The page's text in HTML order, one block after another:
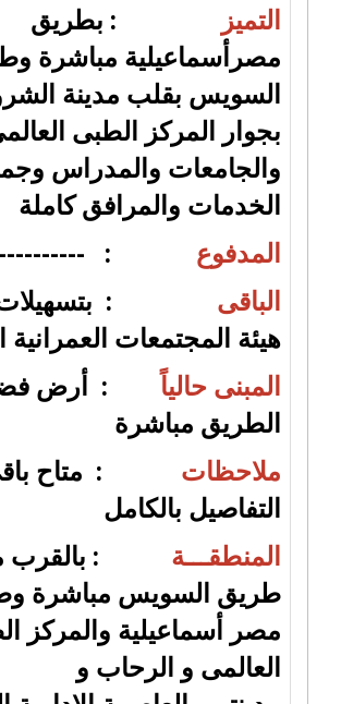
التميز
: بطريق
مصرأسماعيلية مباشرة
السويس بقلب مدينة
بجوار المركز الطبى
والجامعات والمدراس
الخدمات والمرافق كاملة
المدفوع
الباقى
:
هيئة المجتمعات العمرانية
المبنى حالياً
: أرض
الطريق مباشرة
ملاحظات
: متاح
التفاصيل بالكامل
المنطقـــة
: بالقرب
طريق السويس مباشرة
مصر أسماعيلية والمركز
العالمى و الرحاب و